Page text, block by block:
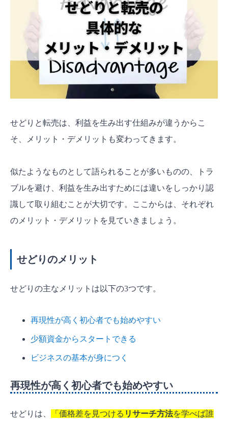
せどりと転売は、利益を生み出す仕組みが違うからこ
そ、メリット・デメリットも変わってきます。
似たようなものとして語られることが多いものの、トラ
ブルを避け、利益を生み出すためには違いをしっかり認
識して取り組むことが大切です。ここからは、それぞれ
のメリット・デメリットを見ていきましょう。
せどりのメリット
せどりの主なメリットは以下の3つです。
再現性が高く初心者でも始めやすい
少額資金からスタートできる
ビジネスの基本が身につく
再現性が高く初心者でも始めやすい
せどりは、 「価格差を見つける リサーチ方法を学べば誰